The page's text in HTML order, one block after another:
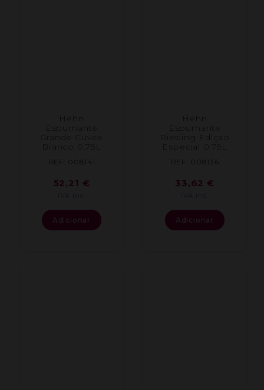
Espumante
Grande Cuvee
Branco 0.75L
REF: 008141
52,21 €
Adicionar
Espumante
Riesling Ediçao
Especial 0.75L
REF: 008136
33,62 €
Adicionar